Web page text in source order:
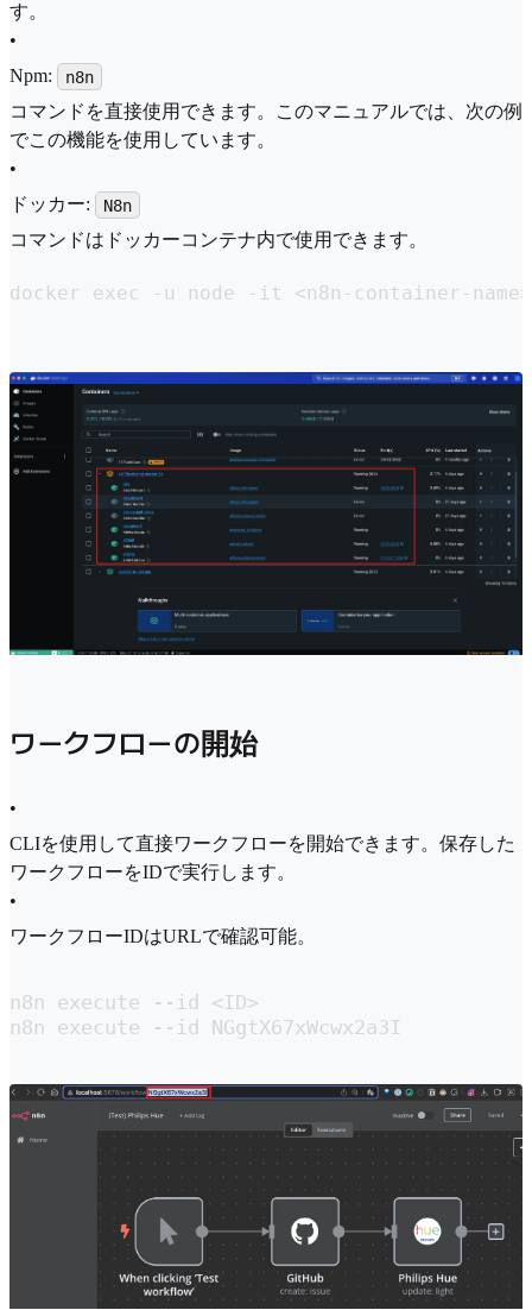
す。
•
Npm:
n8n
コマンドを直接使用できます。このマニュアルでは、次の例
でこの機能を使用しています。
•
ドッカー:
N8n
コマンドはドッカーコンテナ内で使用できます。
docker exec -u node -it <n8n-container-name>
ワークフローの開始
•
CLIを使用して直接ワークフローを開始できます。保存した
ワークフローをIDで実行します。
•
ワークフローIDはURLで確認可能。
n8n execute --id <ID>
n8n execute --id NGgtX67xWcwx2a3I